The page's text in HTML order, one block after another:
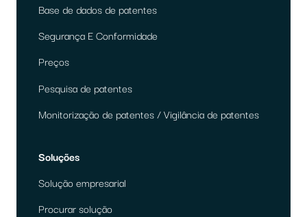
Base de dados de patentes
Segurança E Conformidade
Preços
Pesquisa de patentes
Monitorização de patentes / Vigilância de patentes
Soluções
Solução empresarial
Procurar solução